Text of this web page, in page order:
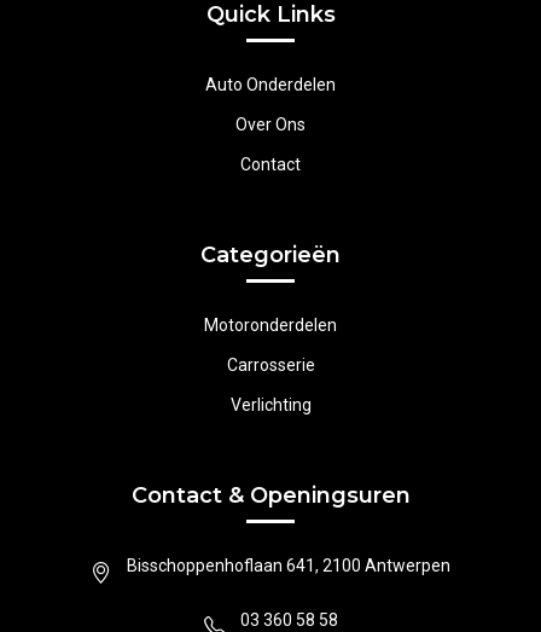
Quick Links
Auto Onderdelen
Over Ons
Contact
Categorieën
Motoronderdelen
Carrosserie
Verlichting
Contact & Openingsuren
Bisschoppenhoflaan 641, 2100 Antwerpen
03 360 58 58